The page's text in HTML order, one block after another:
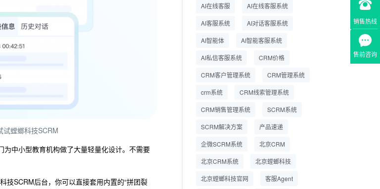
销售热线
售前咨询
试螳螂科技SCRM
中小型教育机构做了大量轻量化设计。不需要
技SCRM后台，你可以直接套用内置的“拼团裂
交：螳螂科技销售AI智能
一站式SCRM系统企微
全流程
商用SCRM系统企微工
营成本
2026.7.14
企业微信 私域用户精细
螳螂教育CRM助力教培
机构精细化运营
AI在线客服 AI在线客服系统
AI客服系统 AI对话客服系统
AI智能体 AI智能客服系统
AI私信客服系统 CRM价格
CRM客户管理系统 CRM管理系统
crm系统 CRM线索管理系统
CRM销售管理系统 SCRM系统
SCRM解决方案 产品速递
企微SCRM系统 北京CRM
北京CRM系统 北京螳螂科技
北京螳螂科技官网 客服Agent